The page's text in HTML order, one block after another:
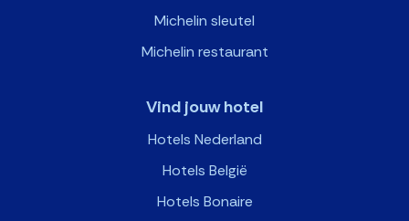
Michelin sleutel
Michelin restaurant
Vind jouw hotel
Hotels Nederland
Hotels België
Hotels Bonaire